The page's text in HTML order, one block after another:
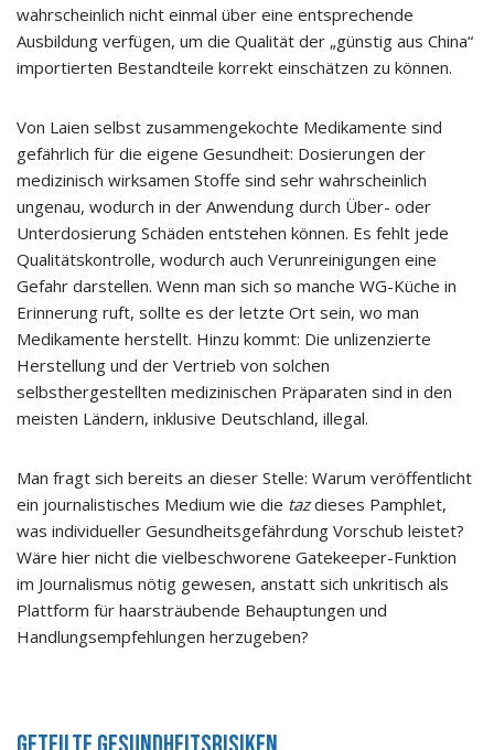
wahrscheinlich nicht einmal über eine entsprechende
Ausbildung verfügen, um die Qualität der „günstig aus China“
importierten Bestandteile korrekt einschätzen zu können.
Von Laien selbst zusammengekochte Medikamente sind
gefährlich für die eigene Gesundheit: Dosierungen der
medizinisch wirksamen Stoffe sind sehr wahrscheinlich
ungenau, wodurch in der Anwendung durch Über- oder
Unterdosierung Schäden entstehen können. Es fehlt jede
Qualitätskontrolle, wodurch auch Verunreinigungen eine
Gefahr darstellen. Wenn man sich so manche WG-Küche in
Erinnerung ruft, sollte es der letzte Ort sein, wo man
Medikamente herstellt. Hinzu kommt: Die unlizenzierte
Herstellung und der Vertrieb von solchen
selbsthergestellten medizinischen Präparaten sind in den
meisten Ländern, inklusive Deutschland, illegal.
Man fragt sich bereits an dieser Stelle: Warum veröffentlicht
ein journalistisches Medium wie die tazdieses Pamphlet,
was individueller Gesundheitsgefährdung Vorschub leistet?
Wäre hier nicht die vielbeschworene Gatekeeper-Funktion
im Journalismus nötig gewesen, anstatt sich unkritisch als
Plattform für haarsträubende Behauptungen und
Handlungsempfehlungen herzugeben?